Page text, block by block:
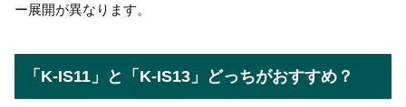
ー展開が異なります。
「K-IS11」と「K-IS13」どっちがおすすめ？